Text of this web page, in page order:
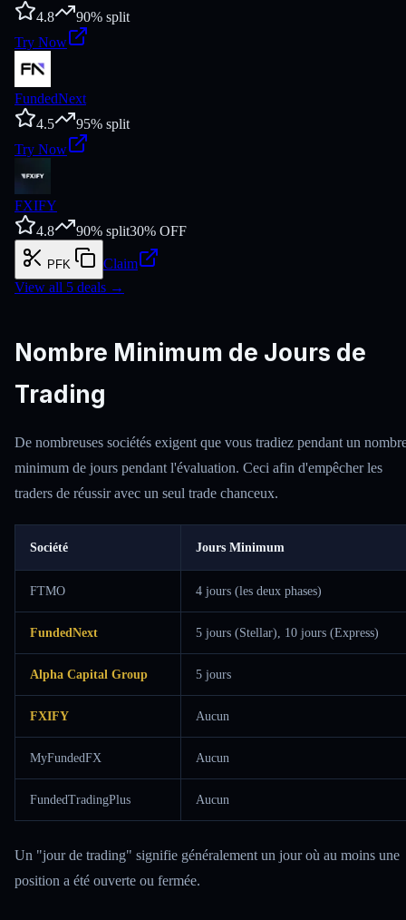
4.8
90% split
Try Now
FundedNext
4.5
95% split
Try Now
FXIFY
4.8
90% split30% OFF
PFK
Claim
View all 5 deals →
Nombre Minimum de Jours de
Trading
De nombreuses sociétés exigent que vous tradiez pendant un
minimum de jours pendant l'évaluation. Ceci afin d'empêcher les
traders de réussir avec un seul trade chanceux.
Société Jours Minimum
FTMO 4 jours (les deux phases)
FundedNext 5 jours (Stellar), 10 jours (Express)
Alpha Capital Group 5 jours
FXIFY Aucun
MyFundedFX Aucun
FundedTradingPlus Aucun
Un "jour de trading" signifie généralement un jour où au moins une
position a été ouverte ou fermée.